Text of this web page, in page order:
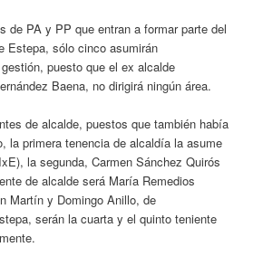
de PA y PP que entran a formar parte del
Estepa, sólo cinco asumirán
puesto que el ex alcalde
Baena, no dirigirá ningún área.
de alcalde, puestos que también había
la primera tenencia de alcaldía la asume
la segunda, Carmen Sánchez Quirós
de alcalde será María Remedios
Martín y Domingo Anillo, de
serán la cuarta y el quinto teniente